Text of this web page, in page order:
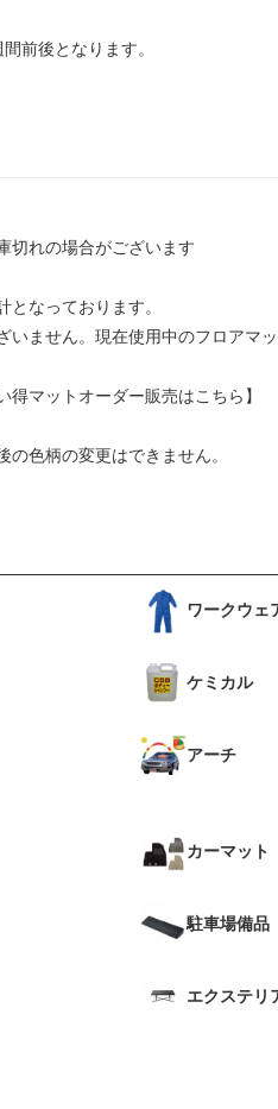
前後となります。
切れの場合がございます
なっております。
ません。現在使用中のフロアマ
マットオーダー販売はこちら】
色柄の変更はできません。
ワークウェ
ケミカル
アーチ
カーマット
駐車場備品
エクステリ